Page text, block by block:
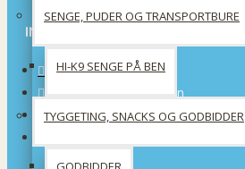
SENGE, PUDER OG TRANSPORTBURE
HI-K9 SENGE PÅ BEN
TYGGETING, SNACKS OG GODBIDDER
INFORMATION
Om os
Forsendelsinformation
Privatlivspolitik